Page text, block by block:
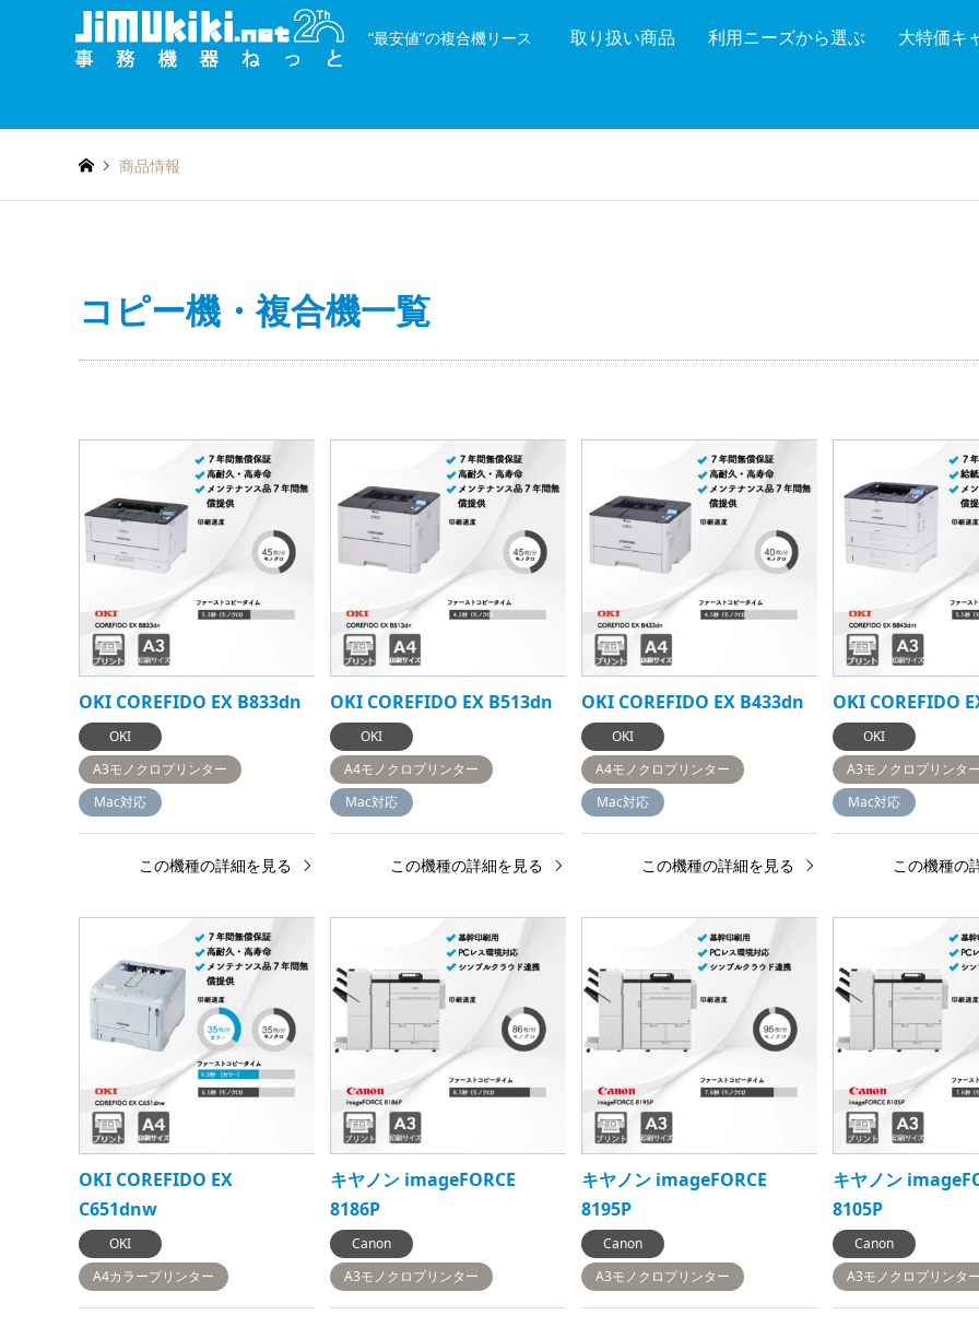
“最安値”の複合機リース 取り扱い商品 利用ニーズから選ぶ 大特価キ
商品情報
コピー機・複合機一覧
OKI COREFIDO EX B833dn
OKI
A3モノクロプリンター
Mac対応
この機種の詳細を見る
OKI COREFIDO EX B513dn
OKI
A4モノクロプリンター
Mac対応
この機種の詳細を見る
OKI COREFIDO EX B433dn
OKI
A4モノクロプリンター
Mac対応
この機種の詳細を見る
OKI COREFIDO
OKI
A3モノクロプリンタ
Mac対応
この機種の
OKI COREFIDO EX
C651dnw
OKI
A4カラープリンター
キヤノン imageFORCE
8186P
Canon
A3モノクロプリンター
キヤノン imageFORCE
8195P
Canon
A3モノクロプリンター
キヤノン
8105P
Canon
A3モノクロプリンタ